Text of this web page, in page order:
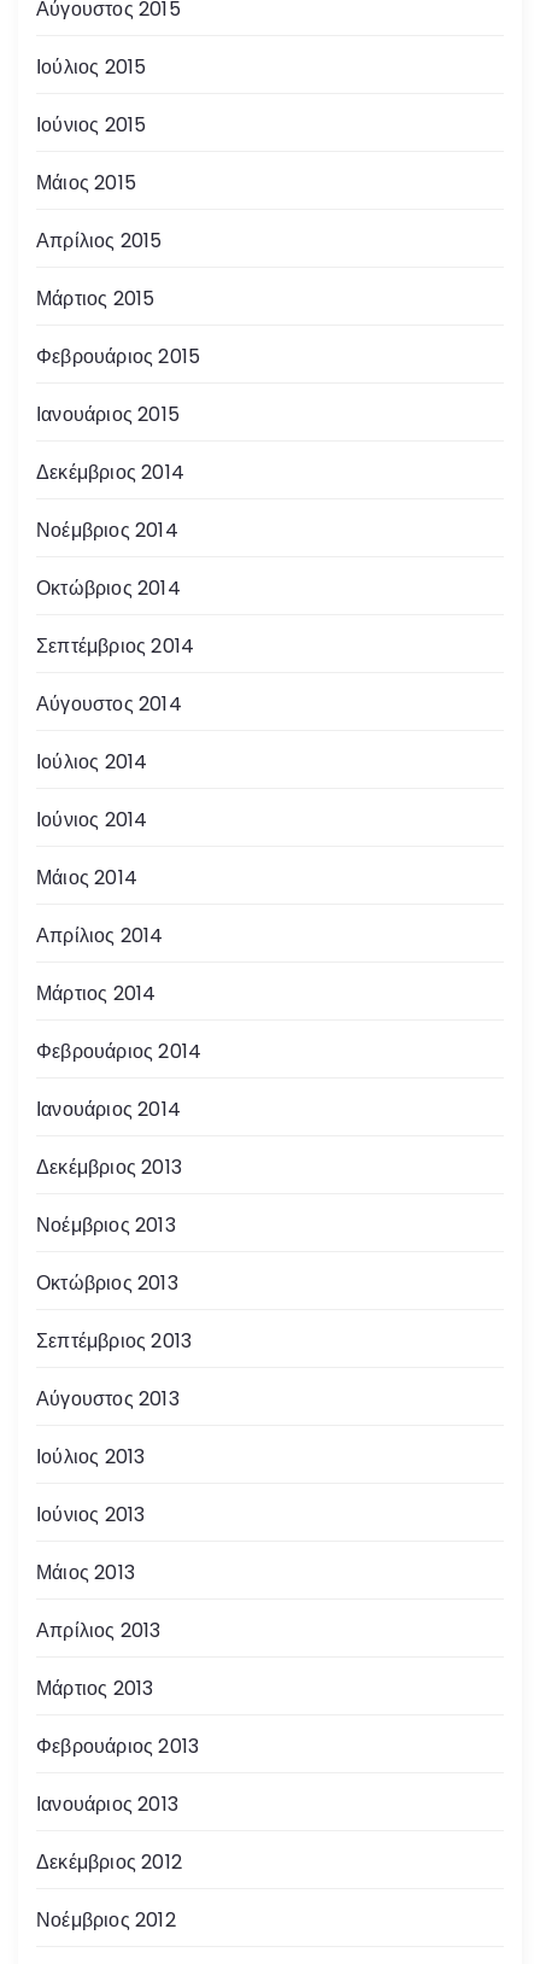
Αύγουστος 2015
Ιούλιος 2015
Ιούνιος 2015
Μάιος 2015
Απρίλιος 2015
Μάρτιος 2015
Φεβρουάριος 2015
Ιανουάριος 2015
Δεκέμβριος 2014
Νοέμβριος 2014
Οκτώβριος 2014
Σεπτέμβριος 2014
Αύγουστος 2014
Ιούλιος 2014
Ιούνιος 2014
Μάιος 2014
Απρίλιος 2014
Μάρτιος 2014
Φεβρουάριος 2014
Ιανουάριος 2014
Δεκέμβριος 2013
Νοέμβριος 2013
Οκτώβριος 2013
Σεπτέμβριος 2013
Αύγουστος 2013
Ιούλιος 2013
Ιούνιος 2013
Μάιος 2013
Απρίλιος 2013
Μάρτιος 2013
Φεβρουάριος 2013
Ιανουάριος 2013
Δεκέμβριος 2012
Νοέμβριος 2012